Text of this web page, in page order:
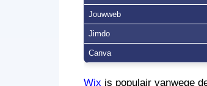
Jouwweb
Jimdo
Canva
Wix is populair vanwege